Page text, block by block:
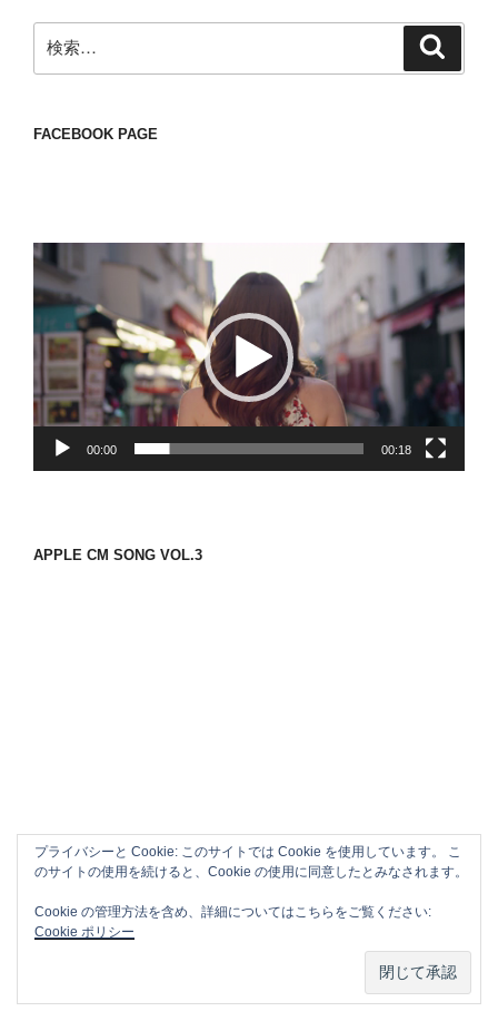
索:
FACEBOOK PAGE
動
画
プ
レ
ー
ヤ
ー
00:00 00:18
APPLE CM SONG VOL.3
プライバシーと Cookie: このサイトでは Cookie を使用しています。 こ
のサイトの使用を続けると、Cookie の使用に同意したとみなされます。
Cookie の管理方法を含め、詳細についてはこちらをご覧ください:
Cookie ポリシー